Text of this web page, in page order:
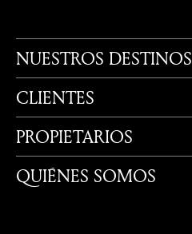
NUESTROS DESTINOS
CLIENTES
PROPIETARIOS
QUIÉNES SOMOS